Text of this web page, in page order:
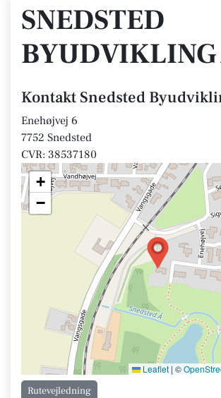
SNEDSTED
BYUDVIKLING
Kontakt Snedsted
Enehøjvej 6
7752 Snedsted
CVR: 38537180
+
−
Leaflet | ©
Rutevejledning